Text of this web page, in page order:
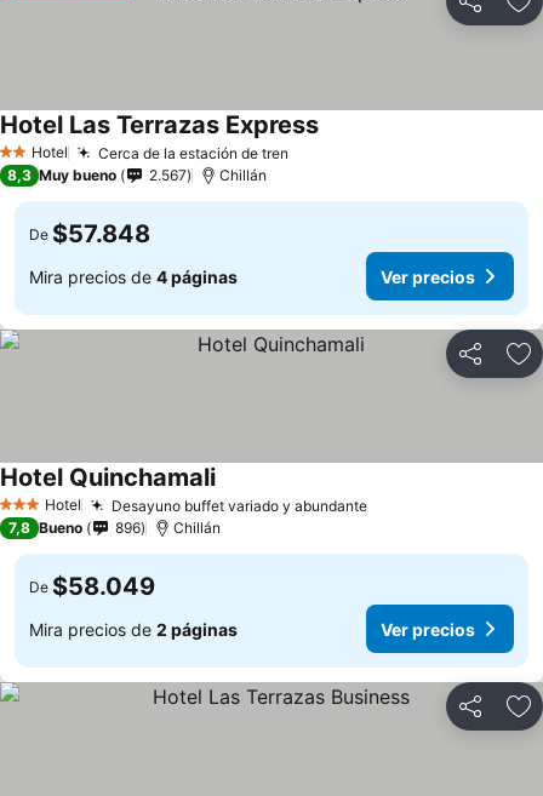
Compartir
2 Estrellas
Hotel Cerca de la estación de tren
Hotel Las Terrazas Express
8,3 Muy bueno 2.567 Chillán
De $57.848
Mira precios de 4 páginas Ver precios
Compartir
3 Estrellas
Hotel Desayuno buffet variado y abundante
Hotel Quinchamali
7,8 Bueno 896 Chillán
De $58.049
Mira precios de 2 páginas Ver precios
Compartir